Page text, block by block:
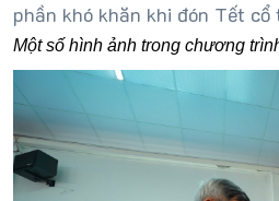
phần khó khăn khi đón Tết
Một số hình ảnh trong chương